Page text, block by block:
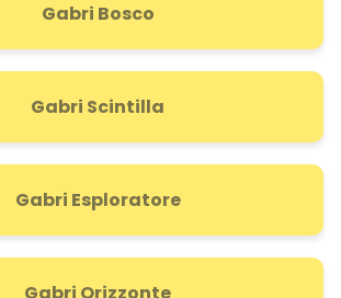
Gabri Bosco
Gabri Scintilla
Gabri Esploratore